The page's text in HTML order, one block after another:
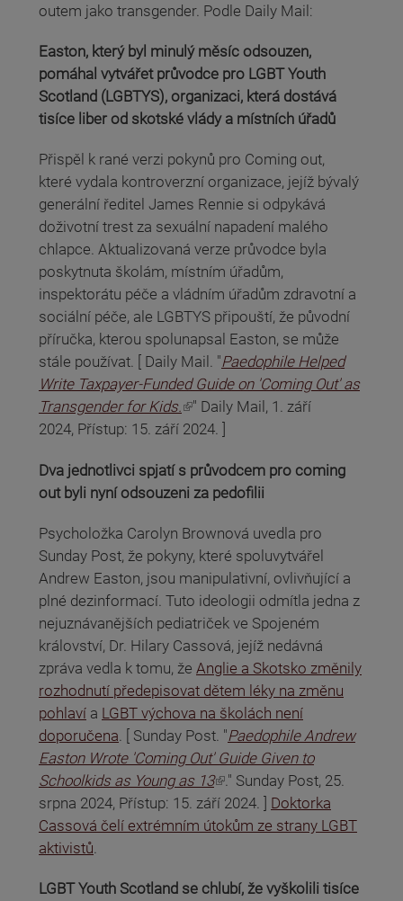
outem jako transgender. Podle Daily Mail:
Easton, který byl minulý měsíc odsouzen,
pomáhal vytvářet průvodce pro LGBT Youth
Scotland (LGBTYS), organizaci, která dostává
tisíce liber od skotské vlády a místních úřadů
Přispěl k rané verzi pokynů pro Coming out,
které vydala kontroverzní organizace, jejíž bývalý
generální ředitel James Rennie si odpykává
doživotní trest za sexuální napadení malého
chlapce. Aktualizovaná verze průvodce byla
poskytnuta školám, místním úřadům,
inspektorátu péče a vládním úřadům zdravotní a
sociální péče, ale LGBTYS připouští, že původní
příručka, kterou spolunapsal Easton, se může
stále používat. [ Daily Mail. "Paedophile Helped
Write Taxpayer-Funded Guide on 'Coming Out' as
Transgender for Kids.
(odkaz je externí)
" Daily Mail, 1. září
2024, Přístup: 15. září 2024. ]
Dva jednotlivci spjatí s průvodcem pro coming
out byli nyní odsouzeni za pedofilii
Psycholožka Carolyn Brownová uvedla pro
Sunday Post, že pokyny, které spoluvytvářel
Andrew Easton, jsou manipulativní, ovlivňující a
plné dezinformací. Tuto ideologii odmítla jedna z
nejuznávanějších pediatriček ve Spojeném
království, Dr. Hilary Cassová, jejíž nedávná
zpráva vedla k tomu, že Anglie a Skotsko změnily
rozhodnutí předepisovat dětem léky na změnu
pohlaví a LGBT výchova na školách není
doporučena. [ Sunday Post. "Paedophile Andrew
Easton Wrote 'Coming Out' Guide Given to
Schoolkids as Young as 13
(odkaz je externí)
." Sunday Post, 25.
srpna 2024, Přístup: 15. září 2024. ] Doktorka
Cassová čelí extrémním útokům ze strany LGBT
aktivistů.
LGBT Youth Scotland se chlubí, že vyškolili tisíce